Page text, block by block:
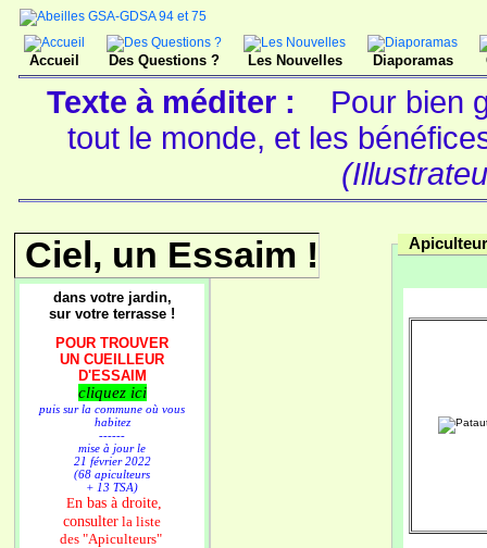
Accueil Des Questions ? Les Nouvelles Diaporamas
Texte à méditer :
Pour bien
tout le monde, et les
Ciel, un Essaim !
dans votre jardin,
sur votre terrasse !
POUR TROUVER
UN CUEILLEUR
D'ESSAIM
cliquez ici
puis sur la commune où vous
habitez
------
mise à jour le
21 février 2022
(68 apiculteurs
+ 13 TSA)
En bas à droite,
consulter la liste
des "Apiculteurs"